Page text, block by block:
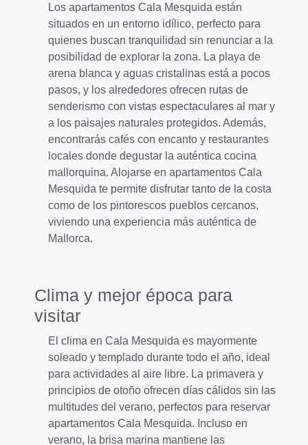
Los apartamentos Cala Mesquida están
situados en un entorno idílico, perfecto para
quienes buscan tranquilidad sin renunciar a la
posibilidad de explorar la zona. La playa de
arena blanca y aguas cristalinas está a pocos
pasos, y los alrededores ofrecen rutas de
senderismo con vistas espectaculares al mar y
a los paisajes naturales protegidos. Además,
encontrarás cafés con encanto y restaurantes
locales donde degustar la auténtica cocina
mallorquina. Alojarse en apartamentos Cala
Mesquida te permite disfrutar tanto de la costa
como de los pintorescos pueblos cercanos,
viviendo una experiencia más auténtica de
Mallorca.
Clima y mejor época para
visitar
El clima en Cala Mesquida es mayormente
soleado y templado durante todo el año, ideal
para actividades al aire libre. La primavera y
principios de otoño ofrecen días cálidos sin las
multitudes del verano, perfectos para reservar
apartamentos Cala Mesquida. Incluso en
verano, la brisa marina mantiene las